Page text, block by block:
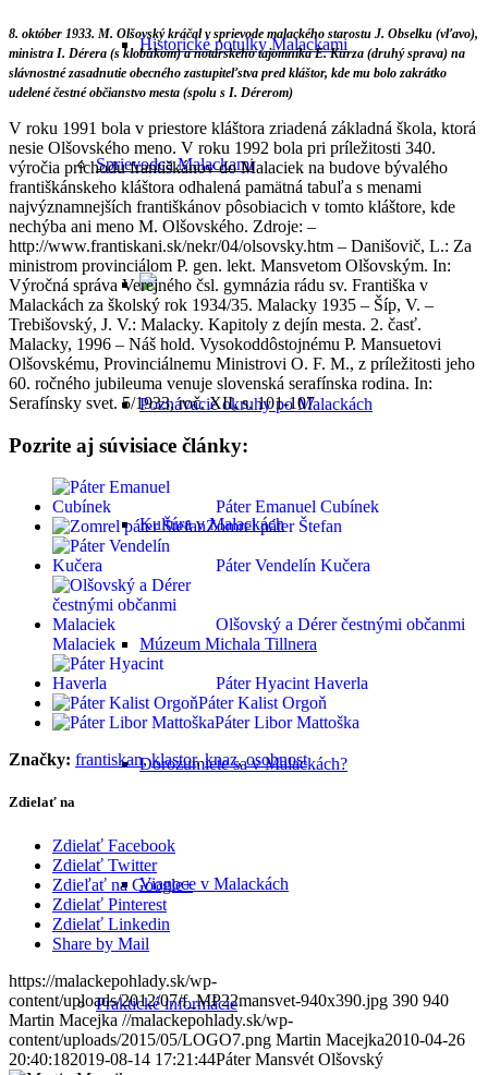
Historické potulky Malackami
Sprievodca Malackami
Poznávacie okruhy po Malackách
Kultúra v Malackách
Múzeum Michala Tillnera
Dorozumiete sa v Malackách?
Vianoce v Malackách
Praktické informácie
8. október 1933. M. Olšovský kráčal v sprievode malackého starostu J. Obselku (vľavo),
ministra I. Dérera (s klobúkom) a notárskeho tajomníka E. Kurza (druhý sprava) na
slávnostné zasadnutie obecného zastupiteľstva pred kláštor, kde mu bolo zakrátko
udelené čestné občianstvo mesta (spolu s I. Dérerom)
V roku 1991 bola v priestore kláštora zriadená základná škola, ktorá
nesie Olšovského meno. V roku 1992 bola pri príležitosti 340.
výročia príchodu františkánov do Malaciek na budove bývalého
františkánskeho kláštora odhalená pamätná tabuľa s menami
najvýznamnejších františkánov pôsobiacich v tomto kláštore, kde
nechýba ani meno M. Olšovského. Zdroje: –
http://www.frantiskani.sk/nekr/04/olsovsky.htm – Danišovič, L.: Za
ministrom provinciálom P. gen. lekt. Mansvetom Olšovským. In:
Výročná správa Verejného čsl. gymnázia rádu sv. Františka v
Malackách za školský rok 1934/35. Malacky 1935 – Šíp, V. –
Trebišovský, J. V.: Malacky. Kapitoly z dejín mesta. 2. časť.
Malacky, 1996 – Náš hold. Vysokoddôstojnému P. Mansuetovi
Olšovskému, Provinciálnemu Ministrovi O. F. M., z príležitosti jeho
60. ročného jubileuma venuje slovenská serafínska rodina. In:
Serafínsky svet. 5/1933, roč. XII, s. 101-107
Pozrite aj súvisiace články:
Páter Emanuel Cubínek
Zomrel páter Štefan
Páter Vendelín Kučera
Olšovský a Dérer čestnými občanmi
Malaciek
Páter Hyacint Haverla
Páter Kalist Orgoň
Páter Libor Mattoška
Značky: frantiskan,klastor,knaz,osobnost
Zdielať na
Zdielať Facebook
Zdielať Twitter
Zdieľať na Google+
Zdielať Pinterest
Zdielať Linkedin
Share by Mail
https://malackepohlady.sk/wp-
content/uploads/2012/07/f_MP22mansvet-940x390.jpg 390 940
Martin Macejka //malackepohlady.sk/wp-
content/uploads/2015/05/LOGO7.png Martin Macejka2010-04-26
20:40:182019-08-14 17:21:44Páter Mansvét Olšovský